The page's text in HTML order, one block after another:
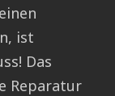
ist
Das
Reparatur